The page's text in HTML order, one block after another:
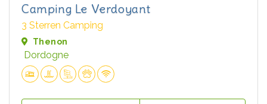
Camping Le Verdoyant
3 Sterren Camping
Thenon
Dordogne